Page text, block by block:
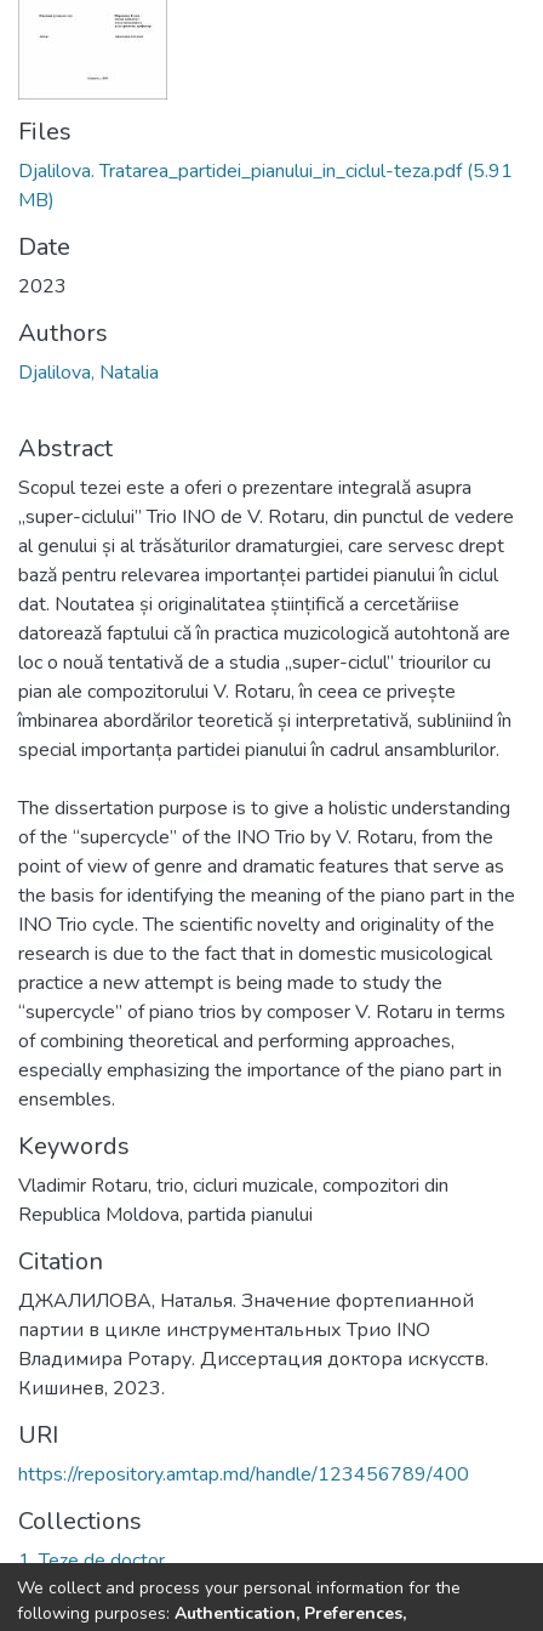
Files
Djalilova. Tratarea_partidei_pianului_in_ciclul-teza.pdf(5.91
MB)
Date
2023
Authors
Djalilova, Natalia
Abstract
Scopul tezei este a oferi o prezentare integrală asupra
„super-ciclului” Trio INO de V. Rotaru, din punctul de vedere
al genului și al trăsăturilor dramaturgiei, care servesc drept
bază pentru relevarea importanței partidei pianului în ciclul
dat. Noutatea și originalitatea științifică a cercetăriise
datorează faptului că în practica muzicologică autohtonă are
loc o nouă tentativă de a studia „super-ciclul” triourilor cu
pian ale compozitorului V. Rotaru, în ceea ce privește
îmbinarea abordărilor teoretică și interpretativă, subliniind în
special importanța partidei pianului în cadrul ansamblurilor.
The dissertation purpose is to give a holistic understanding
of the “supercycle” of the INO Trio by V. Rotaru, from the
point of view of genre and dramatic features that serve as
the basis for identifying the meaning of the piano part in the
INO Trio cycle. The scientific novelty and originality of the
research is due to the fact that in domestic musicological
practice a new attempt is being made to study the
“supercycle” of piano trios by composer V. Rotaru in terms
of combining theoretical and performing approaches,
especially emphasizing the importance of the piano part in
ensembles.
Keywords
Vladimir Rotaru, trio, cicluri muzicale, compozitori din
Republica Moldova, partida pianului
Citation
ДЖАЛИЛОВА, Наталья. Значение фортепианной
партии в цикле инструментальных Трио INO
Владимира Ротару. Диссертация доктора искусств.
Кишинев, 2023.
URI
https://repository.amtap.md/handle/123456789/400
Collections
1. Teze de doctor
Full item page
We collect and process your personal information for the
following purposes: Authentication, Preferences,